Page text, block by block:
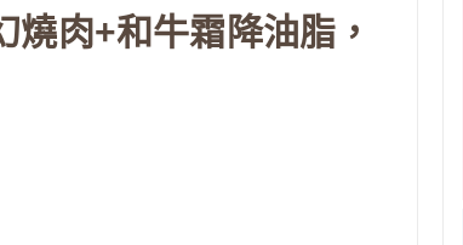
肉+和牛霜降油脂，